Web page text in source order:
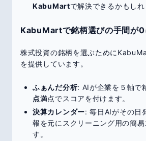
KabuMartで解決できるかもしれ
KabuMartで銘柄選びの手間が0
株式投資の銘柄を選ぶために
を提供しています。
ふぁんだ分析: AIが企業を５軸で
点満点でスコアを付けます。
決算カレンダー: 毎日AIがその日
報を元にスクリーニング用の簡
す。